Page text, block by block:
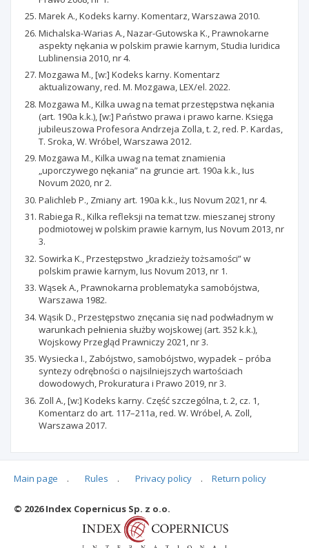
Marek A., Kodeks karny. Komentarz, Warszawa 2010.
Michalska-Warias A., Nazar-Gutowska K., Prawnokarne
aspekty nękania w polskim prawie karnym, Studia Iuridica
Lublinensia 2010, nr 4.
Mozgawa M., [w:] Kodeks karny. Komentarz
aktualizowany, red. M. Mozgawa, LEX/el. 2022.
Mozgawa M., Kilka uwag na temat przestępstwa nękania
(art. 190a k.k.), [w:] Państwo prawa i prawo karne. Księga
jubileuszowa Profesora Andrzeja Zolla, t. 2, red. P. Kardas,
T. Sroka, W. Wróbel, Warszawa 2012.
Mozgawa M., Kilka uwag na temat znamienia
„uporczywego nękania” na gruncie art. 190a k.k., Ius
Novum 2020, nr 2.
Palichleb P., Zmiany art. 190a k.k., Ius Novum 2021, nr 4.
Rabiega R., Kilka refleksji na temat tzw. mieszanej strony
podmiotowej w polskim prawie karnym, Ius Novum 2013, nr
3.
Sowirka K., Przestępstwo „kradzieży tożsamości” w
polskim prawie karnym, Ius Novum 2013, nr 1.
Wąsek A., Prawnokarna problematyka samobójstwa,
Warszawa 1982.
Wąsik D., Przestępstwo znęcania się nad podwładnym w
warunkach pełnienia służby wojskowej (art. 352 k.k.),
Wojskowy Przegląd Prawniczy 2021, nr 3.
Wysiecka I., Zabójstwo, samobójstwo, wypadek – próba
syntezy odrębności o najsilniejszych wartościach
dowodowych, Prokuratura i Prawo 2019, nr 3.
Zoll A., [w:] Kodeks karny. Część szczególna, t. 2, cz. 1,
Komentarz do art. 117–211a, red. W. Wróbel, A. Zoll,
Warszawa 2017.
Articles quoting
Main page . Rules . Privacy policy . Return policy
© 2026 Index Copernicus Sp. z o.o.